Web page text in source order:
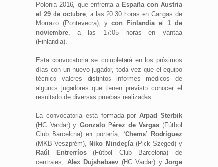
Polonia 2016, que enfrenta a España con Austria
el 29 de octubre, a las 20:30 horas en Cangas de
Morrazo (Pontevedra), ycon Finlandia el 1 de
noviembre, a las 17:05 horas en Vantaa
(Finlandia).
Esta convocatoria se completará en los próximos
días con un nuevo jugador, toda vez que el equipo
técnico valores distintos informes médicos de
algunos jugadores que tienen previsto conocer el
resultado de diversas pruebas realizadas.
La convocatoria está formada porArpad Sterbik
(HC Vardar) y Gonzalo Pérez de Vargas (Fútbol
Club Barcelona) en portería; ‘Chema’ Rodríguez
(MKB Veszprém), Niko Mindegía(Pick Szeged) y
Raúl Entrerríos(Fútbol Club Barcelona) de
centrales; Alex Dujshebaev (HC Vardar) y Jorge